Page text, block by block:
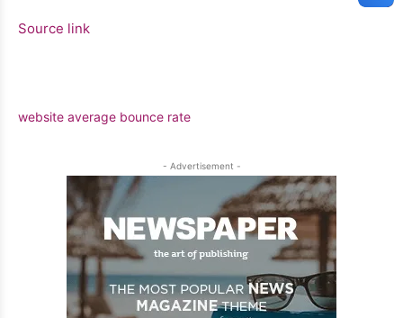
Source link
website average bounce rate
- Advertisement -